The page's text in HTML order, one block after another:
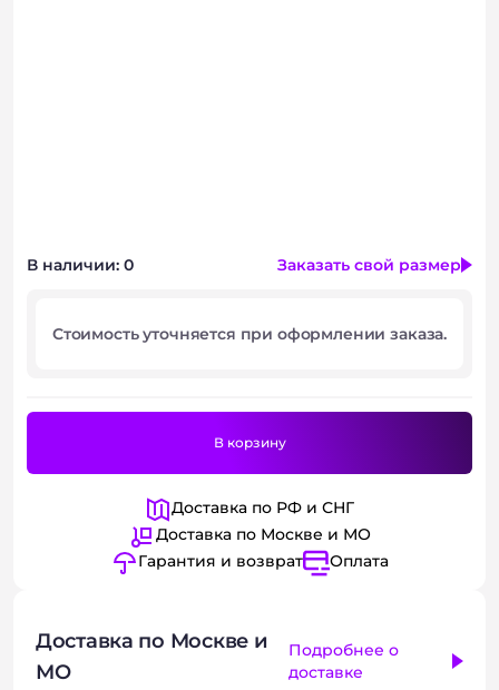
В наличии: 0 Заказать свой размер
Стоимость уточняется при оформлении заказа.
В корзину
Доставка по РФ и СНГ
Доставка по Москве и МО
Гарантия и возврат
Оплата
Доставка по Москве и
МО
Подробнее о
доставке